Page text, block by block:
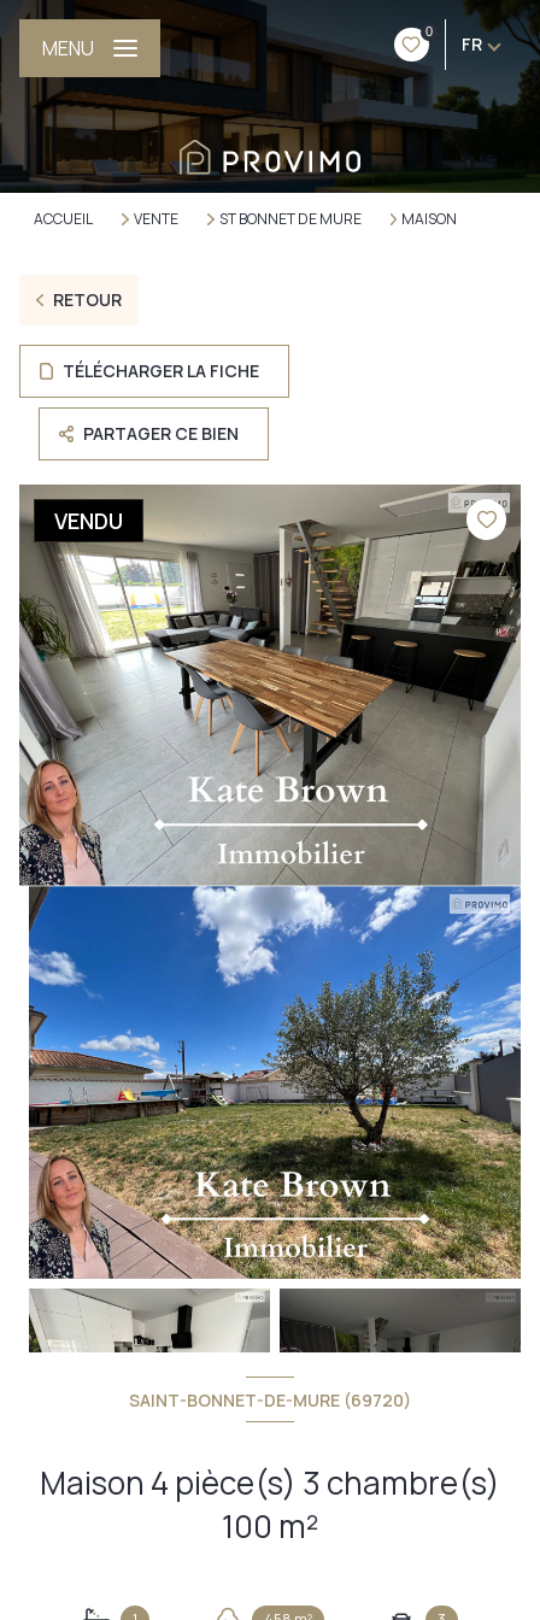
0
FR
MENU
ACCUEIL VENTE ST BONNET DE MURE MAISON
RETOUR
TÉLÉCHARGER LA FICHE
PARTAGER CE BIEN
VENDU
+14
SAINT-BONNET-DE-MURE (69720)
Maison 4 pièce(s) 3 chambre(s)
100 m²